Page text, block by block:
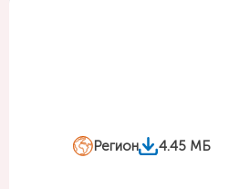
Регион 4.45 МБ